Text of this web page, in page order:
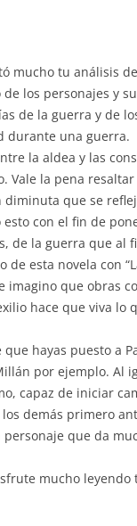
mucho tu análisis
los personajes y
de la guerra y de
durante una guerra.
la aldea y las
Vale la pena
que se
con el fin de
de la guerra que al
esta novela con
imagino que obras
hace que viva lo
hayas puesto a
por ejemplo. Al
capaz de iniciar
demás primero
que da
mucho leyendo